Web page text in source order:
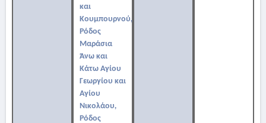
και
Κουμπουρνού,
Ρόδος
Μαράσια
Άνω και
Κάτω Αγίου
Γεωργίου και
Αγίου
Νικολάου,
Ρόδος